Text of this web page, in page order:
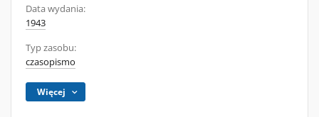
Data wydania:
1943
Typ zasobu:
czasopismo
Więcej